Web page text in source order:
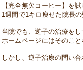
【完全無欠コーヒー】を試
1週間で1キロ痩せた院長の
当院でも、逆子の治療を
ホームページにはそのこと
しかし、逆子治療の問い合